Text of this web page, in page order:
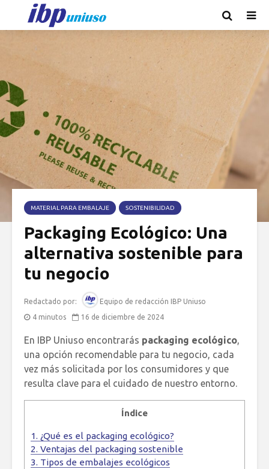
MATERIAL PARA EMBALAJE SOSTENIBILIDAD
Packaging Ecológico: Una
alternativa sostenible para
tu negocio
Redactado por:
Equipo de redacción IBP Uniuso
4 minutos
16 de diciembre de 2024
En IBP Uniuso encontrarás packaging ecológico,
una opción recomendable para tu negocio, cada
vez más solicitada por los consumidores y que
resulta clave para el cuidado de nuestro entorno.
Índice
1. ¿Qué es el packaging ecológico?
2. Ventajas del packaging sostenible
3. Tipos de embalajes ecológicos